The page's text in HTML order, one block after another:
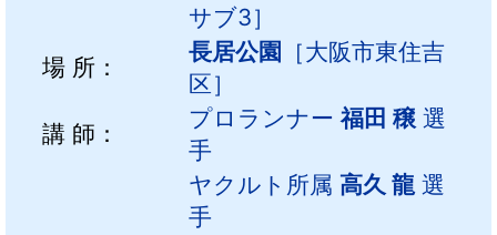
サブ3］
場 所：
長居公園
［大阪市東住吉
区］
講 師：
プロランナー福田 穣 選
手
ヤクルト所属 高久 龍 選
手